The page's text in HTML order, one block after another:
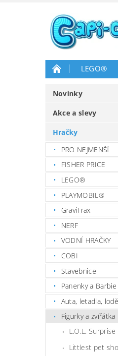
LEGO®
Novinky
Akce a slevy
Hračky
PRO NEJMENŠÍ
FISHER PRICE
LEGO®
PLAYMOBIL®
GraviTrax
NERF
VODNÍ HRAČKY
COBI
Stavebnice
Panenky a Barbie
Auta, letadla,
Figurky a zvířátka
L.O.L. Surprise
Littlest pet